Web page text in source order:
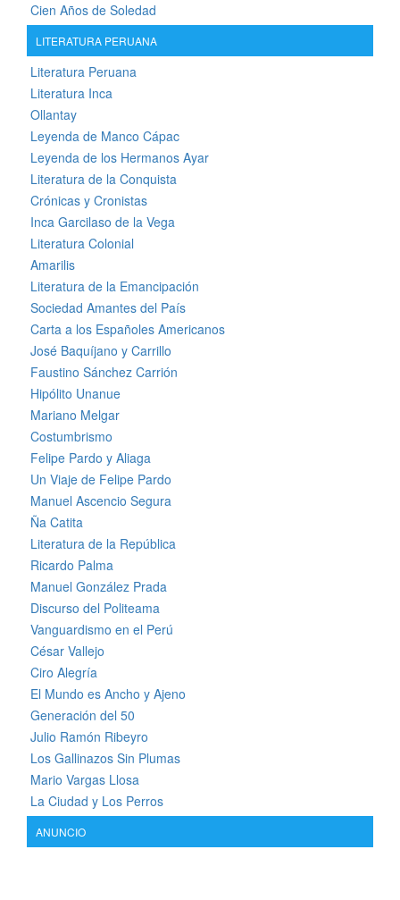
Cien Años de Soledad
LITERATURA PERUANA
Literatura Peruana
Literatura Inca
Ollantay
Leyenda de Manco Cápac
Leyenda de los Hermanos Ayar
Literatura de la Conquista
Crónicas y Cronistas
Inca Garcilaso de la Vega
Literatura Colonial
Amarilis
Literatura de la Emancipación
Sociedad Amantes del País
Carta a los Españoles Americanos
José Baquíjano y Carrillo
Faustino Sánchez Carrión
Hipólito Unanue
Mariano Melgar
Costumbrismo
Felipe Pardo y Aliaga
Un Viaje de Felipe Pardo
Manuel Ascencio Segura
Ña Catita
Literatura de la República
Ricardo Palma
Manuel González Prada
Discurso del Politeama
Vanguardismo en el Perú
César Vallejo
Ciro Alegría
El Mundo es Ancho y Ajeno
Generación del 50
Julio Ramón Ribeyro
Los Gallinazos Sin Plumas
Mario Vargas Llosa
La Ciudad y Los Perros
ANUNCIO